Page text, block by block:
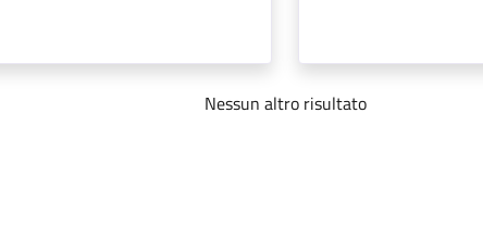
Nessun altro risultato